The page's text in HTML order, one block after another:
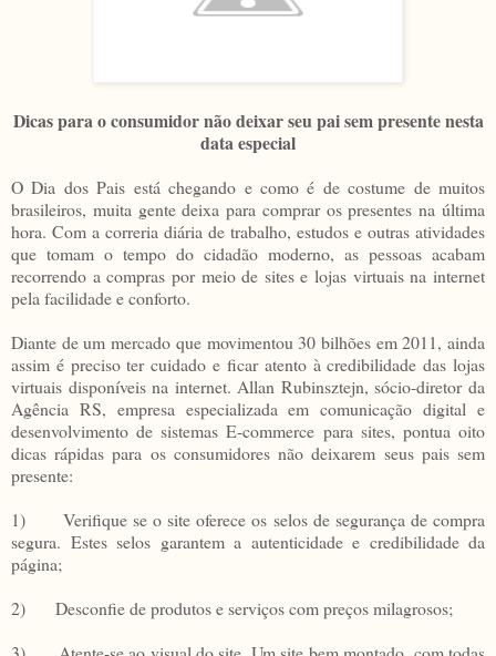
Dicas para o consumidor não deixar seu pai sem presente nesta
data especial
O Dia dos Pais está chegando e como é de costume de muitos
brasileiros, muita gente deixa para comprar os presentes na última
hora. Com a correria diária de trabalho, estudos e outras atividades
que tomam o tempo do cidadão moderno, as pessoas acabam
recorrendo a compras por meio de sites e lojas virtuais na internet
pela facilidade e conforto.
Diante de um mercado que movimentou 30 bilhões em 2011, ainda
assim é preciso ter cuidado e ficar atento à credibilidade das lojas
virtuais disponíveis na internet. Allan Rubinsztejn, sócio-diretor da
Agência RS, empresa especializada em comunicação digital e
desenvolvimento de sistemas E-commerce para sites, pontua oito
dicas rápidas para os consumidores não deixarem seus pais sem
presente:
1) Verifique se o site oferece os selos de segurança de compra
segura. Estes selos garantem a autenticidade e credibilidade da
página;
2) Desconfie de produtos e serviços com preços milagrosos;